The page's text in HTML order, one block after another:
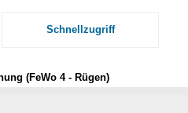
Schnellzugriff
(FeWo 4 - Rügen)